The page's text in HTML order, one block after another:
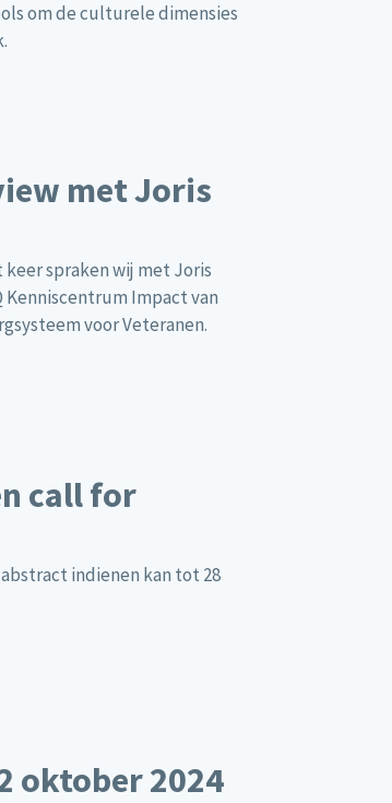
om de culturele dimensies
met Joris
spraken wij met Joris
Kenniscentrum Impact van
voor Veteranen.
call for
indienen kan tot 28
oktober 2024